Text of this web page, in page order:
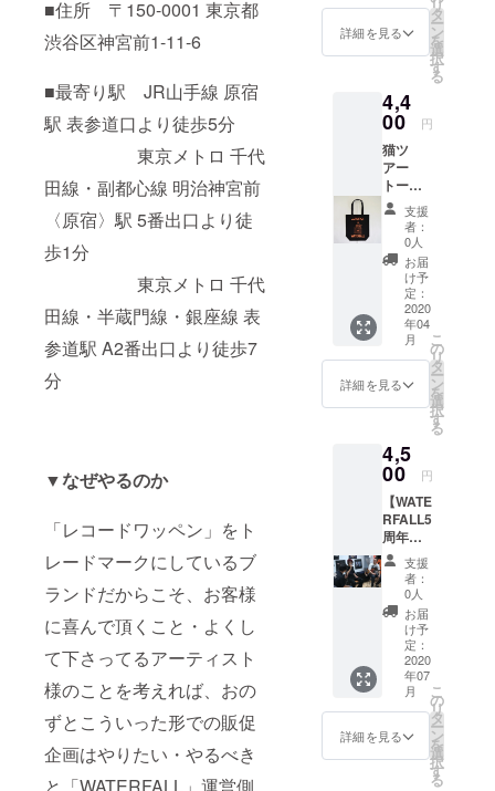
■住所 〒150-0001 東京都
渋谷区神宮前1-11-6
■最寄り駅 JR山手線 原宿
駅 表参道口より徒歩5分
東京メトロ 千代
田線・副都心線 明治神宮前
〈原宿〉駅 5番出口より徒
歩1分
東京メトロ 千代
田線・半蔵門線・銀座線 表
参道駅 A2番出口より徒歩7
分
▼なぜやるのか
「レコードワッペン」をト
レードマークにしているブ
ランドだからこそ、お客様
に喜んで頂くこと・よくし
て下さってるアーティスト
様のことを考えれば、おの
ずとこういった形での販促
企画はやりたい・やるべき
と「WATERFALL」運営側
退場頂
きま
気を見
たい方
は是
非。）
※あくま
でもサ
ンクス
レター
がメイ
ンのリ
ターン
になり
ます。
覗き見
も希望
した方
す。ま
たこの
コミュ
ニティ
も人員
が0の場
合は開
催不可
となり
ますの
で、そ
の際は
説明を
弊社が
何らか
する
（電話
ルネー
ム」を
い方で
も多い
が、そ
ういっ
た状況
にない
方に
とって
は「ミ
ドル
ネー
ム」は
自分で
は付け
物。 自
身も21
な芸大
生が
「sugar
」と呼
んでき
たのを
きっか
に"シュ
ガー"を
ミドル
ネーム
的に使
用して
に入
る・気
当日、
受付に
けれ
ば、ご
けま
す！ ※
写真は
実際の
出演者
と合致
するも
のでは
ござい
ません
（イベ
ントの
イメー
ジ写
WATER
FALLオ
リジナ
限定
F 綿素
材
WATER
FALL猫
ツアー
トート
バッ
グ。猫
レゲエ
バー
ジョ
ン。オ
リジナ
ルイラ
スト。
架空の
「REG
GAE
とのコ
ラボ商
品。
「WATE
RFALL
」完全
限定商
品。イ
エロー
色のプ
リント
がラス
タなカ
バンで
詳細を見る
リ
タ
ー
ン
を
選
択
す
る
4,4
00 円
猫ツ
アー
トート
バッグ
「猫ア
プ」
レコー
ドバッ
グ ブ
ラッ
ク
WATER
FALLオ
リジナ
限定
F 綿素
材
WATER
FALL猫
ツアー
トート
バッ
グ。猫
アンプ
バー
ジョ
ン。オ
リジナ
ルイラ
スト。
架空の
支援
者：
0人
お届
け予
定：
2020
年04
月
詳細を見る
こ
の
リ
タ
ー
ン
を
選
択
す
る
4,5
00 円
【WATE
RFALL5
周年イ
ベント
at 東京
某所1ヶ
所のみ1
名様ご
招待 ＋
特別
ミート&
グリー
ト参加
権】 来
年2020
支援
者：
0人
お届
け予
定：
2020
年07
月
詳細を見る
こ
の
リ
タ
ー
ン
を
選
択
す
る